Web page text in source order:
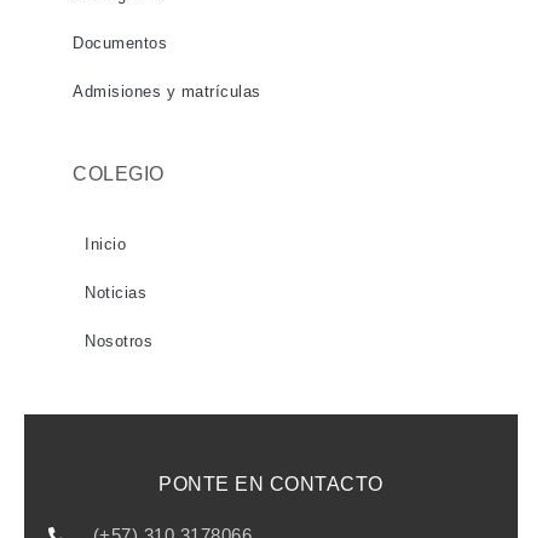
Documentos
Admisiones y matrículas
COLEGIO
Inicio
Noticias
Nosotros
PONTE EN CONTACTO